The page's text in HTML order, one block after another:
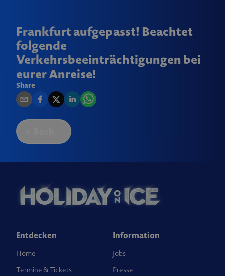
Frankfurt aufgepasst! Beachtet
folgende
Verkehrsbeeinträchtigungen bei
eurer Anreise!
Share
Entdecken
Home
Termine & Tickets
Information
Jobs
Presse